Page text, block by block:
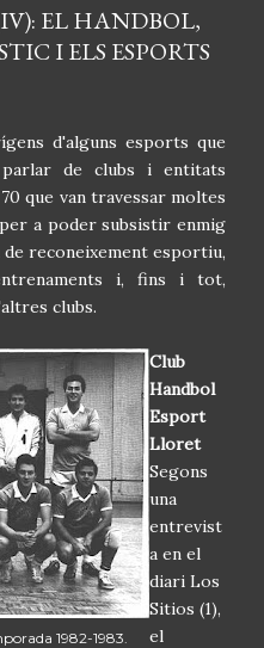
EL HANDBOL,
I ELS ESPORTS
d'alguns esports que
de clubs i entitats
que van travessar moltes
a poder subsistir enmig
reconeixement esportiu,
i, fins i tot,
clubs.
1982-1983.
Club
Handbol
Esport
Lloret
Segons
una
entrevist
a en el
diari Los
Sitios (1),
el